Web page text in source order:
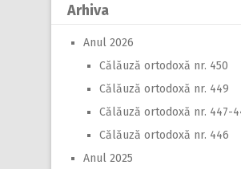
Arhiva
Anul 2026
Călăuză ortodoxă nr. 450
Călăuză ortodoxă nr. 449
Călăuză ortodoxă nr. 447-
Călăuză ortodoxă nr. 446
Anul 2025